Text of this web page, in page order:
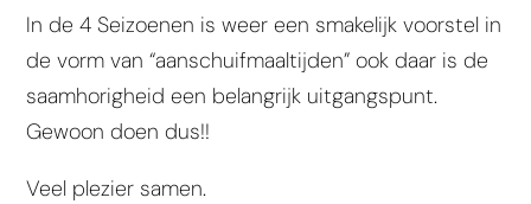
In de 4 Seizoenen is weer een smakelijk voorstel in
de vorm van “aanschuifmaaltijden” ook daar is de
saamhorigheid een belangrijk uitgangspunt.
Gewoon doen dus!!
Veel plezier samen.